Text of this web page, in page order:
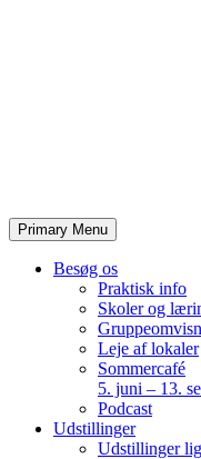
Primary Menu
Besøg os
Praktisk info
Skoler og
Leje af lokaler
Sommercafé
5. juni – 13.
Podcast
Udstillinger
Udstillinger